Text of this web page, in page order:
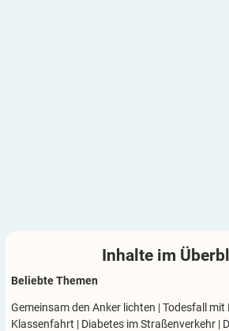
Inhalte im
Beliebte Themen
Gemeinsam den Anker lichten |Todesfall mit
Klassenfahrt | Diabetes im Straßenverkehr |